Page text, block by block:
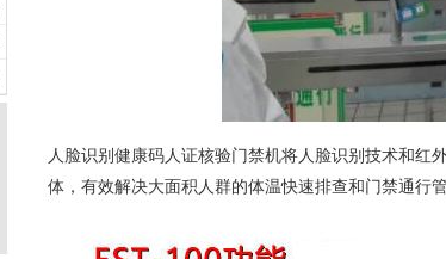
人脸识别健康码人证核验门禁机将人脸识别技术和
体，有效解决大面积人群的体温快速排查和门禁通行